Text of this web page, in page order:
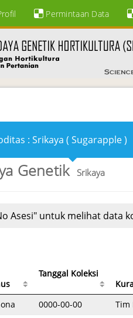
Permintaan Data
: Srikaya ( Sugarapple )
Genetik Srikaya
Asesi" untuk melihat data
Tanggal Koleksi
0000-00-00 Tim